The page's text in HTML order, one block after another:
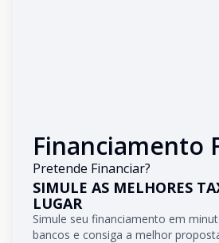
Financiamento
Pretende Financiar?
SIMULE AS MELHORES
LUGAR
Simule seu financiamento em
bancos e consiga a melhor